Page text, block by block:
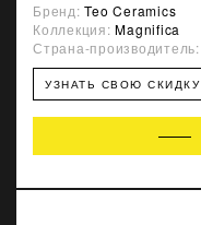
Бренд:Teo Ceramics
Коллекция:Magnifica
Страна-производитель:
УЗНАТЬ СВОЮ СКИДКУ